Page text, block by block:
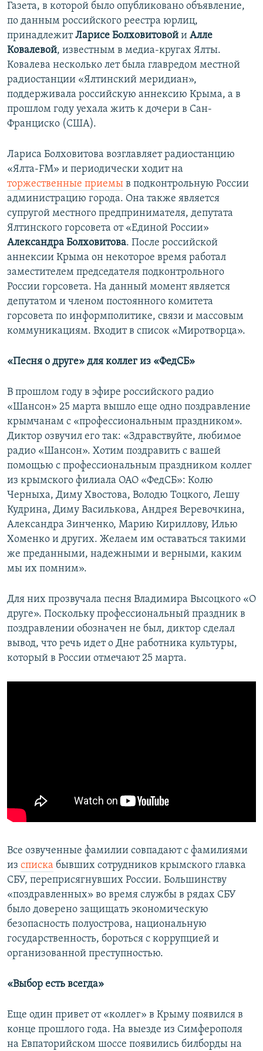
Газета, в которой было опубликовано объявление,
по данным российского реестра юрлиц,
принадлежитЛарисе Болховитовой и Алле
Ковалевой, известным в медиа-кругах Ялты.
Ковалева несколько лет была главредом местной
радиостанции «Ялтинский меридиан»,
поддерживала российскую аннексию Крыма, а в
прошлом году уехала жить к дочери в Сан-
Франциско (США).
Лариса Болховитова возглавляет радиостанцию
«Ялта-FM» и периодически ходит на
торжественные приемы в подконтрольную России
администрацию города. Она также является
супругой местного предпринимателя, депутата
Ялтинского горсовета от «Единой России»
Александра Болховитова. После российской
аннексии Крыма он некоторое время работал
заместителем председателя подконтрольного
России горсовета. На данный момент является
депутатом и членом постоянного комитета
горсовета по информполитике, связи и массовым
коммуникациям. Входит в список «Миротворца».
«Песня о друге» для коллег из «ФедСБ»
В прошлом году в эфире российского радио
«Шансон» 25 марта вышло еще одно поздравление
крымчанам с «профессиональным праздником».
Диктор озвучил его так: «Здравствуйте, любимое
радио «Шансон». Хотим поздравить с вашей
помощью с профессиональным праздником коллег
из крымского филиала ОАО «ФедСБ»: Колю
Черныха, Диму Хвостова, Володю Тоцкого, Лешу
Кудрина, Диму Василькова, Андрея Веревочкина,
Александра Зинченко, Марию Кириллову, Илью
Хоменко и других. Желаем им оставаться такими
же преданными, надежными и верными, каким
мы их помним».
Для них прозвучала песня Владимира Высоцкого «О
друге». Поскольку профессиональный праздник в
поздравлении обозначен не был, диктор сделал
вывод, что речь идет о Дне работника культуры,
который в России отмечают 25 марта.
Все озвученные фамилии совпадают с фамилиями
из списка бывших сотрудников крымского главка
СБУ, переприсягнувших России. Большинству
«поздравленных» во время службы в рядах СБУ
было доверено защищать экономическую
безопасность полуострова, национальную
государственность, бороться с коррупцией и
организованной преступностью.
«Выбор есть всегда»
Еще один привет от «коллег» в Крыму появился в
конце прошлого года. На выезде из Симферополя
на Евпаторийском шоссе появились билборды на